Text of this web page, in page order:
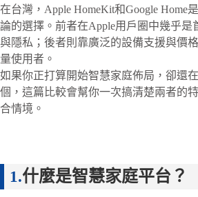
在台灣，Apple HomeKit和Google Home
論的選擇。前者在Apple用戶圈中幾乎是
與隱私；後者則靠廣泛的設備支援與價
量使用者。
如果你正打算開始智慧家庭佈局，卻還
個，這篇比較會幫你一次搞清楚兩者的
合情境。
什麼是智慧家庭平台？